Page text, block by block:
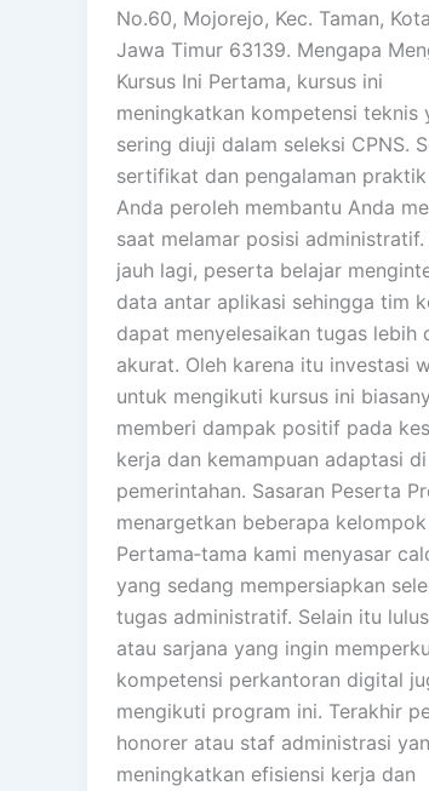
No.60, Mojorejo, Kec. Taman,
Jawa Timur 63139. Mengapa
Kursus Ini Pertama, kursus ini
meningkatkan kompetensi teknis
sering diuji dalam seleksi CPNS.
sertifikat dan pengalaman
Anda peroleh membantu Anda
saat melamar posisi administratif.
jauh lagi, peserta belajar
data antar aplikasi sehingga tim
dapat menyelesaikan tugas lebih
akurat. Oleh karena itu investasi
untuk mengikuti kursus ini
memberi dampak positif pada
kerja dan kemampuan adaptasi
pemerintahan. Sasaran Peserta
menargetkan beberapa
Pertama‑tama kami menyasar
yang sedang mempersiapkan
tugas administratif. Selain itu
atau sarjana yang ingin
kompetensi perkantoran digital
mengikuti program ini. Terakhir
honorer atau staf administrasi
meningkatkan efisiensi kerja dan